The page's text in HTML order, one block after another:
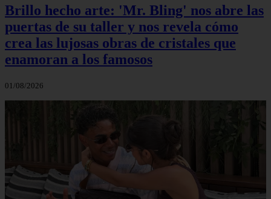
Brillo hecho arte: 'Mr. Bling' nos abre las
puertas de su taller y nos revela cómo
crea las lujosas obras de cristales que
enamoran a los famosos
01/08/2026